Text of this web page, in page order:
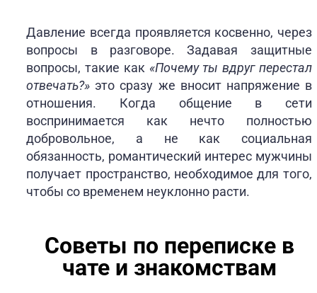
Давление всегда проявляется косвенно, через
вопросы в разговоре. Задавая защитные
вопросы, такие как «Почему ты вдруг перестал
отвечать?» это сразу же вносит напряжение в
отношения. Когда общение в сети
воспринимается как нечто полностью
добровольное, а не как социальная
обязанность, романтический интерес мужчины
получает пространство, необходимое для того,
чтобы со временем неуклонно расти.
Советы по переписке в
чате и знакомствам